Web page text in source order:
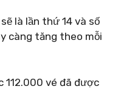
là lần thứ 14 và số
càng tăng theo mỗi
112.000 vé đã được